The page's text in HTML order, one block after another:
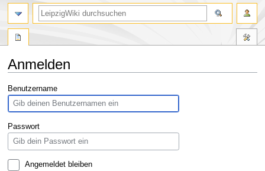
Anmelden
Zur
Navigation
springen
Zur
Suche
springen
Benutzername
Passwort
Angemeldet bleiben